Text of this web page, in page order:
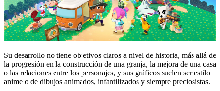
Su desarrollo no tiene objetivos claros a nivel de historia, más allá de
la progresión en la construcción de una granja, la mejora de una casa
o las relaciones entre los personajes, y sus gráficos suelen ser estilo
anime o de dibujos animados, infantilizados y siempre preciosistas.